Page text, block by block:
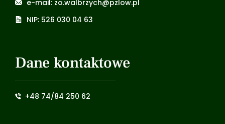
e-mail: zo.walbrzych@pzlow.pl
NIP: 526 030 04 63
Dane kontaktowe
+48 74/84 250 62